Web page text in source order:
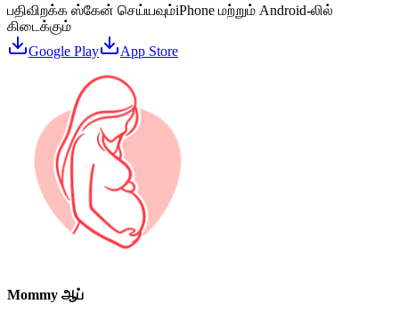
பதிவிறக்க ஸ்கேன் செய்யவும்iPhone மற்றும் Android-லில்
கிடைக்கும்
Google Play
App Store
Mommy ஆப்